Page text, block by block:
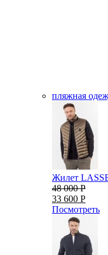
пляжная
Жилет
48 000 Р
33 600 Р
Посмотреть